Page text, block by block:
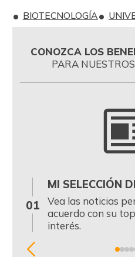
BIOTECNOLOGÍA
CONOZCA LOS
PARA
01
MI SELECCIÓN
Vea las noticias
acuerdo con su
interés.
Item